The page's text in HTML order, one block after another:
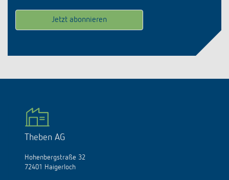
Theben AG
Hohenbergstraße 32
72401 Haigerloch